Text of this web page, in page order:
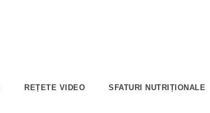
REȚETE VIDEO SFATURI NUTRIȚIONALE